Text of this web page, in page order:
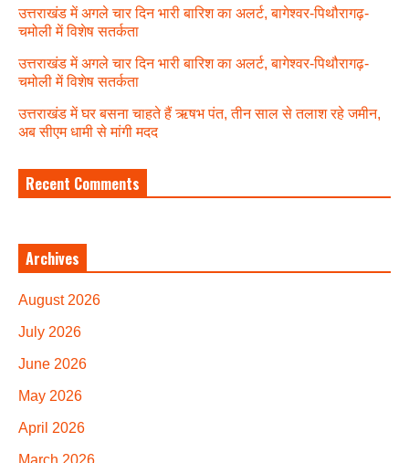
उत्तराखंड में अगले चार दिन भारी बारिश का अलर्ट, बागेश्वर-पिथौरागढ़-
चमोली में विशेष सतर्कता
उत्तराखंड में अगले चार दिन भारी बारिश का अलर्ट, बागेश्वर-पिथौरागढ़-
चमोली में विशेष सतर्कता
उत्तराखंड में घर बसना चाहते हैं ऋषभ पंत, तीन साल से तलाश रहे जमीन,
अब सीएम धामी से मांगी मदद
Recent Comments
Archives
August 2026
July 2026
June 2026
May 2026
April 2026